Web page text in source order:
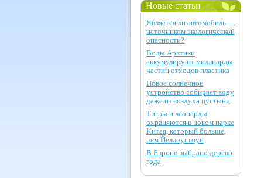
Новые статьи
Является ли автомобиль —
источником экологической
опасности?
Воды Арктики
аккумулируют миллиарды
частиц отходов пластика
Новое солнечное
устройство собирает воду
даже из воздуха пустыни
Тигры и леопарды
охраняются в новом парке
Китая, который больше,
чем Йеллоустоун
В Европе выбрано дерево
года